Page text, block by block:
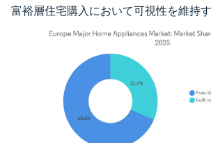
富裕層住宅購入において可視性を維持す